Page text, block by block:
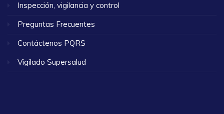
Inspección, vigilancia y control
Preguntas Frecuentes
Contáctenos PQRS
Vigilado Supersalud